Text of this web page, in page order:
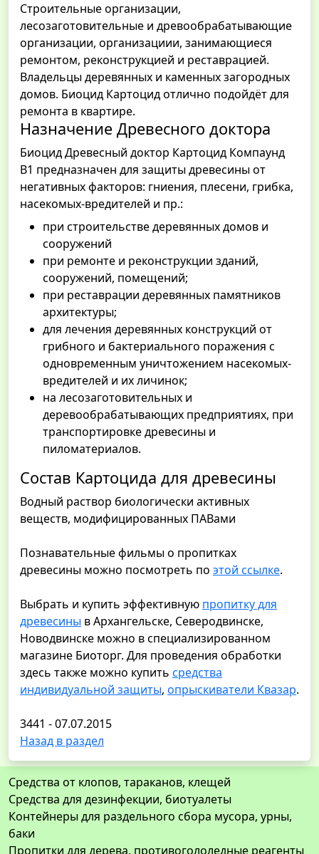
Строительные организации,
лесозаготовительные и древообрабатывающие
организации, организациии, занимающиеся
ремонтом, реконструкцией и реставрацией.
Владельцы деревянных и каменных загородных
домов. Биоцид Картоцид отлично подойдёт для
ремонта в квартире.
Назначение Древесного доктора
Биоцид Древесный доктор Картоцид Компаунд
В1 предназначен для защиты древесины от
негативных факторов: гниения, плесени, грибка,
насекомых-вредителей и пр.:
при строительстве деревянных домов и
сооружений
при ремонте и реконструкции зданий,
сооружений, помещений;
при реставрации деревянных памятников
архитектуры;
для лечения деревянных конструкций от
грибного и бактериального поражения с
одновременным уничтожением насекомых-
вредителей и их личинок;
на лесозаготовительных и
деревообрабатывающих предприятиях, при
транспортировке древесины и
пиломатериалов.
Состав Картоцида для древесины
Водный раствор биологически активных
веществ, модифицированных ПАВами
Познавательные фильмы о пропитках
древесины можно посмотреть по этой ссылке.
Выбрать и купить эффективную пропитку для
древесины в Архангельске, Северодвинске,
Новодвинске можно в специализированном
магазине Биоторг. Для проведения обработки
здесь также можно купить средства
индивидуальной защиты, опрыскиватели Квазар.
3441 - 07.07.2015
Назад в раздел
Средства от клопов, тараканов, клещей
Средства для дезинфекции, биотуалеты
Контейнеры для раздельного сбора мусора, урны,
баки
Пропитки для дерева, противогололедные реагенты